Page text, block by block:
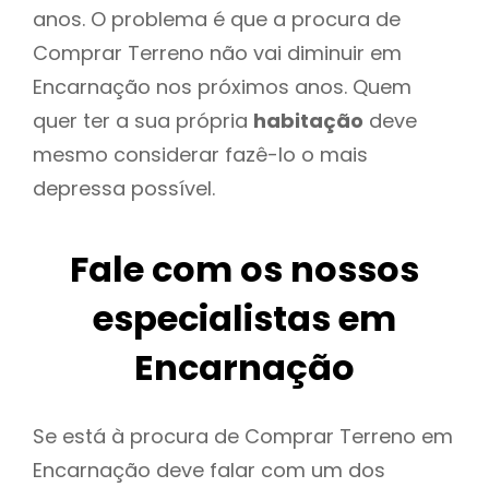
anos. O problema é que a procura de
Comprar Terreno não vai diminuir em
Encarnação nos próximos anos. Quem
quer ter a sua própria habitação deve
mesmo considerar fazê-lo o mais
depressa possível.
Fale com os nossos
especialistas em
Encarnação
Se está à procura de Comprar Terreno em
Encarnação deve falar com um dos